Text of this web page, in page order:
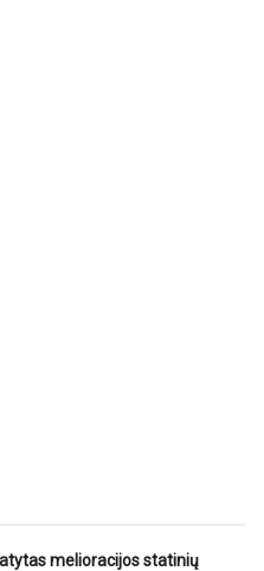
melioracijos statinių